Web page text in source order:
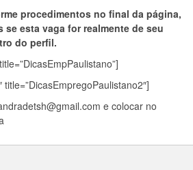
procedimentos no final da página,
esta vaga for realmente de seu
do perfil.
e colocar no